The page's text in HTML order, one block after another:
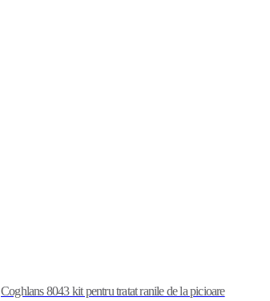
Coghlans 8043 kit pentru tratat ranile de la picioare